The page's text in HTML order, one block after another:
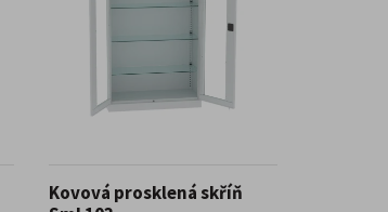
Kovová prosklená skříň